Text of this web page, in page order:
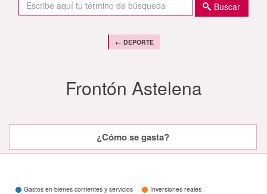
Buscar
← DEPORTE
Frontón Astelena
¿Cómo se gasta?
¿Cómo se gasta?
Gastos en bienes corrientes y servicios Inversiones reales